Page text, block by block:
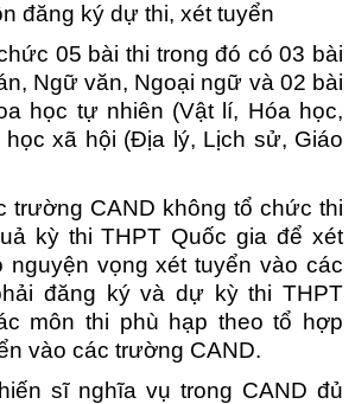
đăng ký dự thi, xét tuyển
05 bài thi trong đó có 03 bài
Ngữ văn, Ngoại ngữ và 02 bài
học tự nhiên (Vật lí, Hóa học,
học xã hội (Địa lý, Lịch sử, Giáo
trường CAND không tổ chức thi
kỳ thi THPT Quốc gia để xét
nguyện vọng xét tuyển vào các
đăng ký và dự kỳ thi THPT
môn thi phù hạp theo tổ hợp
vào các trường CAND.
sĩ nghĩa vụ trong CAND đủ